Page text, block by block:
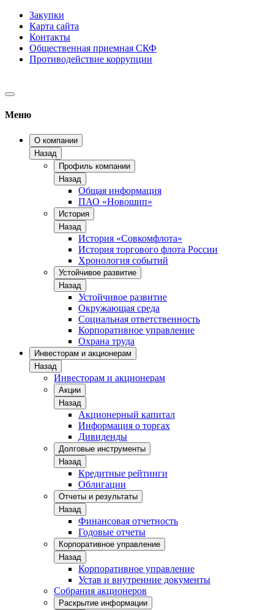
Закупки
Карта сайта
Контакты
Общественная приемная СКФ
Противодействие коррупции
Меню
О компании
Назад
Профиль компании
Назад
Общая информация
ПАО «Новошип»
История
Назад
История «Совкомфлота»
История торгового флота России
Хронология событий
Устойчивое развитие
Назад
Устойчивое развитие
Окружающая среда
Социальная ответственность
Корпоративное управление
Охрана труда
Инвесторам и акционерам
Назад
Инвесторам и акционерам
Акции
Назад
Акционерный капитал
Информация о торгах
Дивиденды
Долговые инструменты
Назад
Кредитные рейтинги
Облигации
Отчеты и результаты
Назад
Финансовая отчетность
Годовые отчеты
Корпоративное управление
Назад
Корпоративное управление
Устав и внутренние документы
Собрания акционеров
Раскрытие информации